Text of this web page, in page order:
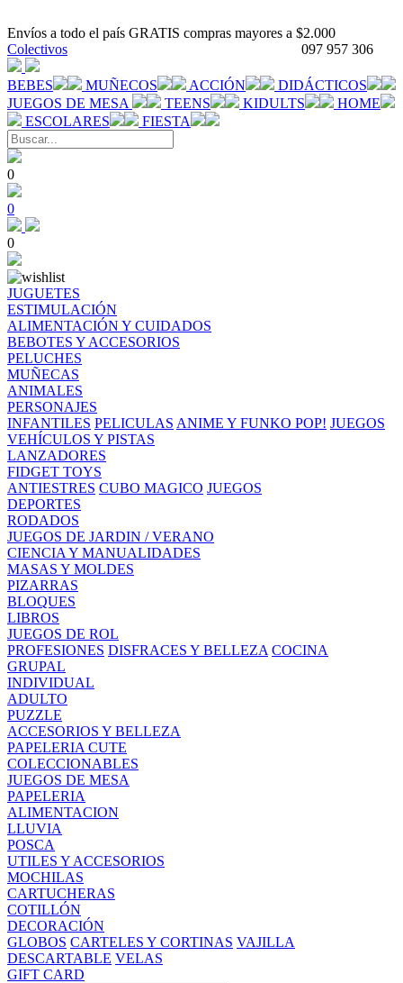
Envíos a todo el país GRATIS compras mayores a $2.000
097 957 306
Colectivos
BEBES MUÑECOS ACCIÓN
DIDÁCTICOS
JUEGOS DE MESA
TEENS KIDULTS
HOME
ESCOLARES
FIESTA
0
0
0
JUGUETES
ESTIMULACIÓN
ALIMENTACIÓN Y CUIDADOS
BEBOTES Y ACCESORIOS
PELUCHES
MUÑECAS
ANIMALES
PERSONAJES
INFANTILES PELICULAS ANIME Y FUNKO POP! JUEGOS
VEHÍCULOS Y PISTAS
LANZADORES
FIDGET TOYS
ANTIESTRES CUBO MAGICO JUEGOS
DEPORTES
RODADOS
JUEGOS DE JARDIN / VERANO
CIENCIA Y MANUALIDADES
MASAS Y MOLDES
PIZARRAS
BLOQUES
LIBROS
JUEGOS DE ROL
PROFESIONES DISFRACES Y BELLEZA COCINA
GRUPAL
INDIVIDUAL
ADULTO
PUZZLE
ACCESORIOS Y BELLEZA
PAPELERIA CUTE
COLECCIONABLES
JUEGOS DE MESA
PAPELERIA
ALIMENTACION
LLUVIA
POSCA
UTILES Y ACCESORIOS
MOCHILAS
CARTUCHERAS
COTILLÓN
DECORACIÓN
GLOBOS CARTELES Y CORTINAS VAJILLA
DESCARTABLE VELAS
GIFT CARD